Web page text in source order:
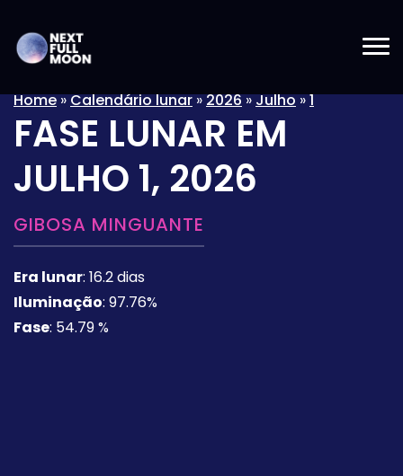
Home»Calendário lunar»2026»Julho»1
FASE LUNAR EM
JULHO 1, 2026
GIBOSA MINGUANTE
Era lunar: 16.2 dias
Iluminação: 97.76%
Fase: 54.79 %